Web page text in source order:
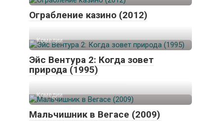
Ограбление казино (2012)
Комедии
Эйс Вентура 2: Когда зовет
природа (1995)
Комедии
Мальчишник в Вегасе (2009)